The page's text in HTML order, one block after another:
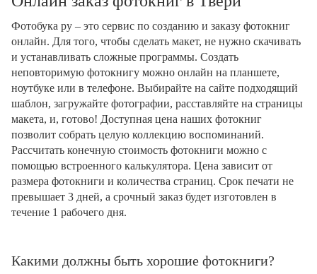
Фотобука ру – это сервис по созданию и заказу фотокниг
онлайн. Для того, чтобы сделать макет, не нужно скачивать
и устанавливать сложные программы. Создать
неповторимую фотокнигу можно онлайн на планшете,
ноутбуке или в телефоне. Выбирайте на сайте подходящий
шаблон, загружайте фотографии, расставляйте на страницы
макета, и, готово! Доступная цена наших фотокниг
позволит собрать целую коллекцию воспоминаний.
Рассчитать конечную стоимость фотокниги можно с
помощью встроенного калькулятора. Цена зависит от
размера фотокниги и количества страниц. Срок печати не
превышает 3 дней, а срочный заказ будет изготовлен в
течение 1 рабочего дня.
Какими должны быть хорошие фотокниги?